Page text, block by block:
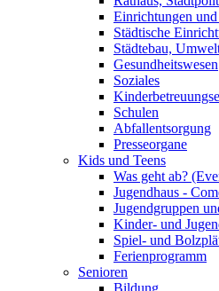
Einrichtungen
Städtische
Städtebau,
Gesundheitswesen
Soziales
Schulen
Abfallentsorgung
Presseorgane
Kids und Teens
Was geht ab?
Jugendhaus -
Jugendgruppen
Kinder- und
Spiel- und
Ferienprogramm
Senioren
Bildung